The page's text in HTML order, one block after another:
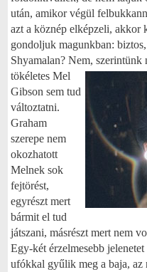
után, amikor végül
azt a köznép elképzeli, akkor
gondoljuk magunkban:
Shyamalan? Nem, szerintünk
tökéletes Mel
Gibson sem tud
változtatni.
Graham
szerepe nem
okozhatott
Melnek sok
fejtörést,
egyrészt mert
bármit el tud
játszani, másrészt mert nem
Egy-két érzelmesebb
ufókkal gyűlik meg a baja, az